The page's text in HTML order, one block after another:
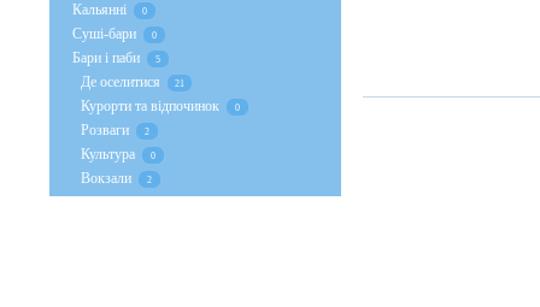
Кальянні 0
Суші-бари 0
Бари і паби 5
Де оселитися 21
Курорти та відпочинок 0
Розваги 2
Культура 0
Вокзали 2